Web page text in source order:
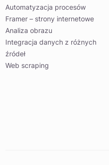
Automatyzacja procesów
Framer – strony internetowe
Analiza obrazu
Integracja danych z różnych
źródeł
Web scraping